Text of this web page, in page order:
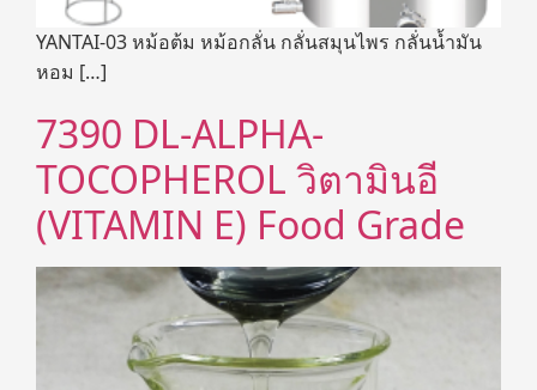
YANTAI-03 หม้อต้ม หม้อกลั่น กลั่นสมุนไพร กลั่นน้ำมัน
หอม […]
7390 DL-ALPHA-
TOCOPHEROL วิตามินอี
(VITAMIN E) Food Grade